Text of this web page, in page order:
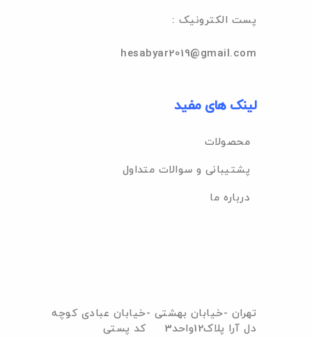
: پست الکترونیک
hesabyar2019@gmail.com
لینک های مفید
محصولات
پشتیبانی و سوالات متداول
درباره ما
تهران -خیابان بهشتی -خیابان عبادی کوچه
دل آرا پلاک12واحد3 کد پستی